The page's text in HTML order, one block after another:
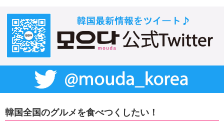
韓国全国のグルメを食べつくしたい！